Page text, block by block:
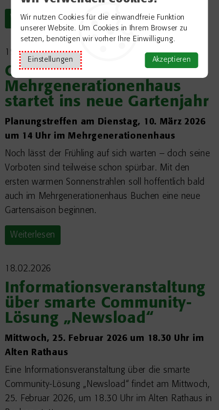
Wir nutzen Cookies für die einwandfreie Funktion
unserer Website. Um Cookies in Ihrem Browser zu
setzen, benötigen wir vorher Ihre Einwilligung.
Einstellungen Akzeptieren
Weiterlesen
19.02.2026
Gartentreff beim
Mehrgenerationenhaus
startet ins neue Gartenjahr
Planungstreffen am Dienstag, 10. März 2026
um 14 Uhr im Mehrgenerationenhaus
Noch lässt der Frühling auf sich warten – doch seine
Vorboten sind teilweise schon spürbar. Mit den
ersten warmen Sonnenstrahlen soll hoffentlich bald
auch im Mehrgenerationenhaus Buchen eine neue
Gartensaison beginnen.
Weiterlesen
18.02.2026
Informationsveranstaltung
über smarte Community-
Lösung „Newsload“
Mittwoch, 25. Februar 2026 um 18.30 Uhr im
Alten Rathaus
Eine Informationsveranstaltung über die smarte
Community-Lösung „Newsload“ findet am Mittwoch,
25. Februar 2026, um 18.30 Uhr im Alten Rathaus in